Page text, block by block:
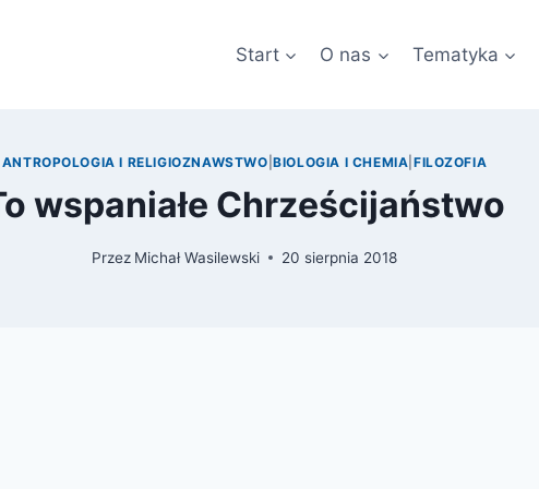
Start O nas Tematyka
ANTROPOLOGIA I RELIGIOZNAWSTWO |BIOLOGIA I CHEMIA FILOZOFIA
wspaniałe Chrześcijaństwo
Przez Michał Wasilewski 20 sierpnia 2018